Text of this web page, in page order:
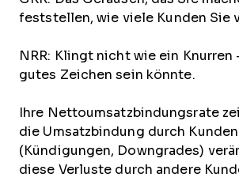
feststellen, wie viele Kunden Sie
NRR: Klingt nicht wie ein Knurren
gutes Zeichen sein könnte.
Ihre Nettoumsatzbindungsrate
die Umsatzbindung durch
(Kündigungen, Downgrades)
diese Verluste durch andere